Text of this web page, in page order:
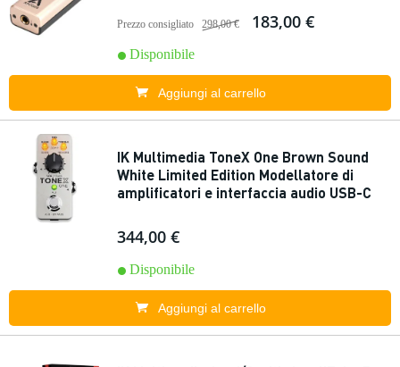
Prezzo consigliato 298,00 € 183,00 €
Disponibile
Aggiungi al carrello
IK Multimedia ToneX One Brown Sound
White Limited Edition Modellatore di
amplificatori e interfaccia audio USB-C
344,00 €
Disponibile
Aggiungi al carrello